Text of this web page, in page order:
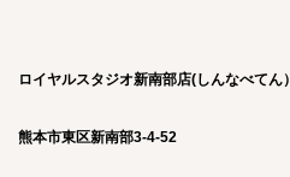
ロイヤルスタジオ新南部店(しんなべてん）
熊本市東区新南部3-4-52